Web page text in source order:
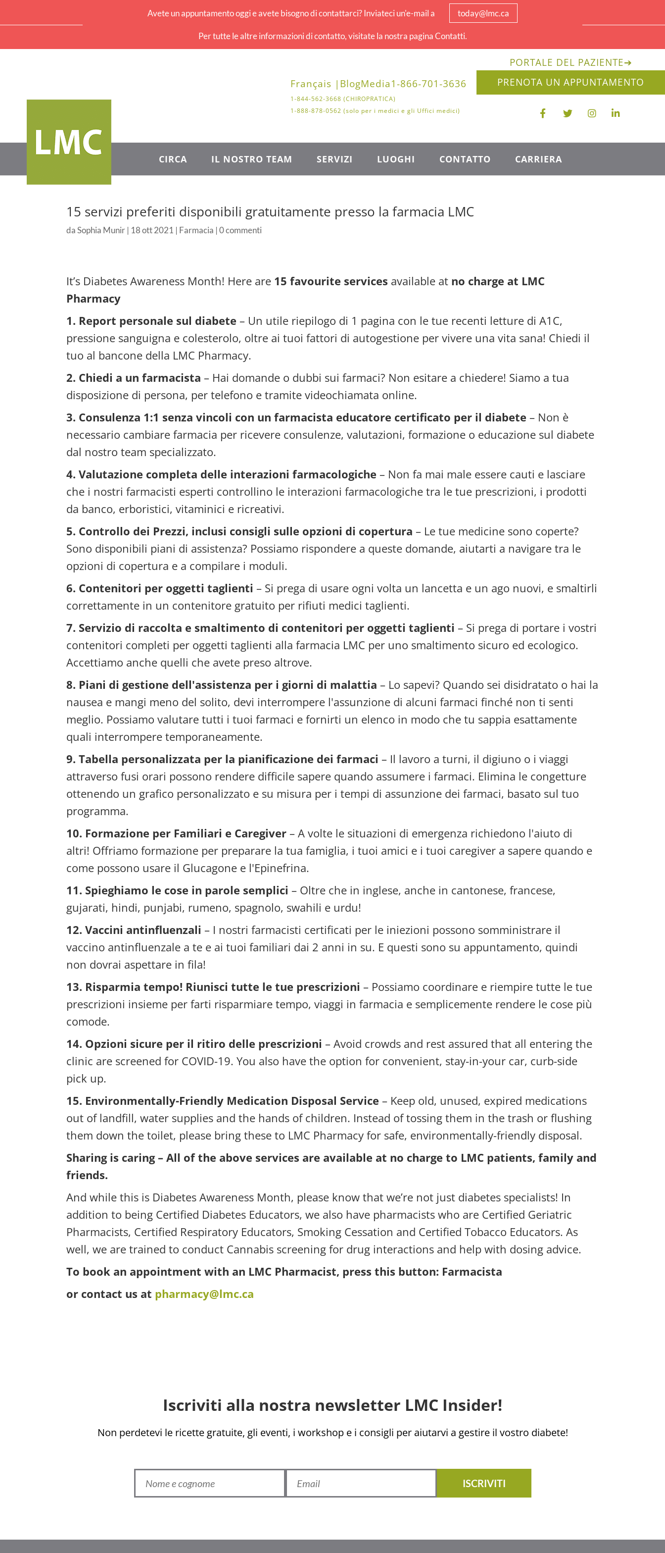
Avete un appuntamento oggi e avete bisogno di contattarci? Inviateci un'e-mail a today@lmc.ca
Per tutte le altre informazioni di contatto, visitate la nostra pagina Contatti.
Français | BlogMedia1-866-701-3636
1-844-562-3668 (CHIROPRATICA)
1-888-878-0562 (solo per i medici e gli Uffici medici)
PORTALE DEL PAZIENTE➔
PRENOTA UN APPUNTAMENTO
CIRCA IL NOSTRO TEAM SERVIZI LUOGHI CONTATTO CARRIERA
15 servizi preferiti disponibili gratuitamente presso la farmacia LMC
daSophia Munir | 18 ott 2021 | Farmacia |0 commenti
It’s Diabetes Awareness Month! Here are 15 favourite services available at no charge at LMC
Pharmacy
1. Report personale sul diabete – Un utile riepilogo di 1 pagina con le tue recenti letture di A1C,
pressione sanguigna e colesterolo, oltre ai tuoi fattori di autogestione per vivere una vita sana! Chiedi il
tuo al bancone della LMC Pharmacy.
2. Chiedi a un farmacista– Hai domande o dubbi sui farmaci? Non esitare a chiedere! Siamo a tua
disposizione di persona, per telefono e tramite videochiamata online.
3. Consulenza 1:1 senza vincoli con un farmacista educatore certificato per il diabete – Non è
necessario cambiare farmacia per ricevere consulenze, valutazioni, formazione o educazione sul diabete
dal nostro team specializzato.
4. Valutazione completa delle interazioni farmacologiche – Non fa mai male essere cauti e lasciare
che i nostri farmacisti esperti controllino le interazioni farmacologiche tra le tue prescrizioni, i prodotti
da banco, erboristici, vitaminici e ricreativi.
5. Controllo dei Prezzi, inclusi consigli sulle opzioni di copertura – Le tue medicine sono coperte?
Sono disponibili piani di assistenza? Possiamo rispondere a queste domande, aiutarti a navigare tra le
opzioni di copertura e a compilare i moduli.
6. Contenitori per oggetti taglienti – Si prega di usare ogni volta un lancetta e un ago nuovi, e smaltirli
correttamente in un contenitore gratuito per rifiuti medici taglienti.
7. Servizio di raccolta e smaltimento di contenitori per oggetti taglienti – Si prega di portare i vostri
contenitori completi per oggetti taglienti alla farmacia LMC per uno smaltimento sicuro ed ecologico.
Accettiamo anche quelli che avete preso altrove.
8. Piani di gestione dell'assistenza per i giorni di malattia – Lo sapevi? Quando sei disidratato o hai la
nausea e mangi meno del solito, devi interrompere l'assunzione di alcuni farmaci finché non ti senti
meglio. Possiamo valutare tutti i tuoi farmaci e fornirti un elenco in modo che tu sappia esattamente
quali interrompere temporaneamente.
9. Tabella personalizzata per la pianificazione dei farmaci – Il lavoro a turni, il digiuno o i viaggi
attraverso fusi orari possono rendere difficile sapere quando assumere i farmaci. Elimina le congetture
ottenendo un grafico personalizzato e su misura per i tempi di assunzione dei farmaci, basato sul tuo
programma.
10. Formazione per Familiari e Caregiver – A volte le situazioni di emergenza richiedono l'aiuto di
altri! Offriamo formazione per preparare la tua famiglia, i tuoi amici e i tuoi caregiver a sapere quando e
come possono usare il Glucagone e l'Epinefrina.
11. Spieghiamo le cose in parole semplici – Oltre che in inglese, anche in cantonese, francese,
gujarati, hindi, punjabi, rumeno, spagnolo, swahili e urdu!
12. Vaccini antinfluenzali – I nostri farmacisti certificati per le iniezioni possono somministrare il
vaccino antinfluenzale a te e ai tuoi familiari dai 2 anni in su. E questi sono su appuntamento, quindi
non dovrai aspettare in fila!
13. Risparmia tempo! Riunisci tutte le tue prescrizioni– Possiamo coordinare e riempire tutte le tue
prescrizioni insieme per farti risparmiare tempo, viaggi in farmacia e semplicemente rendere le cose più
comode.
14. Opzioni sicure per il ritiro delle prescrizioni – Avoid crowds and rest assured that all entering the
clinic are screened for COVID-19. You also have the option for convenient, stay-in-your car, curb-side
pick up.
15. Environmentally-Friendly Medication Disposal Service – Keep old, unused, expired medications
out of landfill, water supplies and the hands of children. Instead of tossing them in the trash or flushing
them down the toilet, please bring these to LMC Pharmacy for safe, environmentally-friendly disposal.
Sharing is caring – All of the above services are available at no charge to LMC patients, family and
friends.
And while this is Diabetes Awareness Month, please know that we’re not just diabetes specialists! In
addition to being Certified Diabetes Educators, we also have pharmacists who are Certified Geriatric
Pharmacists, Certified Respiratory Educators, Smoking Cessation and Certified Tobacco Educators. As
well, we are trained to conduct Cannabis screening for drug interactions and help with dosing advice.
To book an appointment with an LMC Pharmacist, press this button: Farmacista
or contact us at pharmacy@lmc.ca
Iscriviti alla nostra newsletter LMC Insider!
Non perdetevi le ricette gratuite, gli eventi, i workshop e i consigli per aiutarvi a gestire il vostro diabete!
ISCRIVITI